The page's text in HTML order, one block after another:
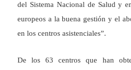
del Sistema Nacional de Salud y
europeos a la buena gestión y el
en los centros asistenciales”.
De los 63 centros que han